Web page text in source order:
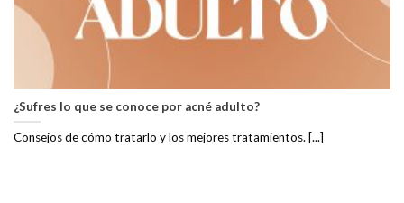
¿Sufres lo que se conoce por acné adulto?
Consejos de cómo tratarlo y los mejores tratamientos. [...]